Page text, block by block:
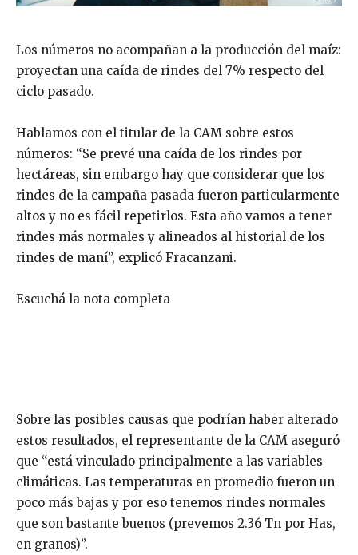
Los números no acompañan a la producción del maíz:
proyectan una caída de rindes del 7% respecto del
ciclo pasado.
Hablamos con el titular de la CAM sobre estos
números: “Se prevé una caída de los rindes por
hectáreas, sin embargo hay que considerar que los
rindes de la campaña pasada fueron particularmente
altos y no es fácil repetirlos. Esta año vamos a tener
rindes más normales y alineados al historial de los
rindes de maní”, explicó Fracanzani.
Escuchá la nota completa
Sobre las posibles causas que podrían haber alterado
estos resultados, el representante de la CAM aseguró
que “está vinculado principalmente a las variables
climáticas. Las temperaturas en promedio fueron un
poco más bajas y por eso tenemos rindes normales
que son bastante buenos (prevemos 2.36 Tn por Has,
en granos)”.